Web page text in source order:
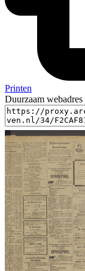
Printen
Duurzaam webadres